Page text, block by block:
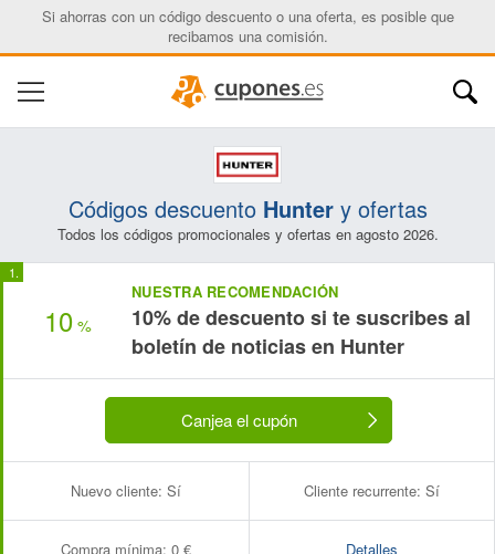
Si ahorras con un código descuento o una oferta, es posible que
recibamos una comisión.
Códigos descuento Huntery ofertas
Todos los códigos promocionales y ofertas en agosto 2026.
10 %
NUESTRA RECOMENDACIÓN
10% de descuento si te suscribes al
boletín de noticias en Hunter
Canjea el cupón
Nuevo cliente: Sí Cliente recurrente: Sí
Compra mínima: 0 € Detalles